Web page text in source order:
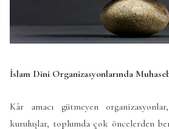
İslam Dini Organizasyonlarında
Kâr amacı gütmeyen
kuruluşlar, toplumda çok öncelerden